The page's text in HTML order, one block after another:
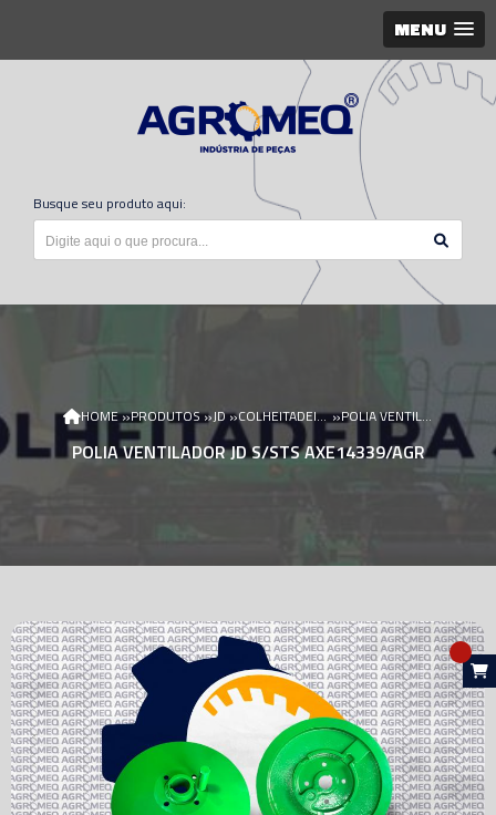
MENU
Busque seu produto aqui:
HOME»PRODUTOS»JD» COLHEITADEIRA JD » POLIA VENTILADOR JD S/STS AXE14339/AGR
POLIA VENTILADOR JD S/STS AXE14339/AGR